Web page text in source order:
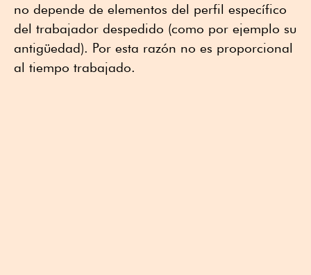
no depende de elementos del perfil específico
del trabajador despedido (como por ejemplo su
antigüedad). Por esta razón no es proporcional
al tiempo trabajado.